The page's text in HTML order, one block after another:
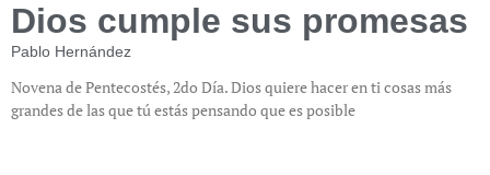
Dios cumple sus promesas
Pablo Hernández
Novena de Pentecostés, 2do Día. Dios quiere hacer en ti cosas más
grandes de las que tú estás pensando que es posible